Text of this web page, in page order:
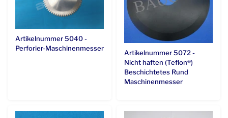
Artikelnummer 5040 -
Perforier-Maschinenmesser
Artikelnummer 5072 -
Nicht haften (Teflon®)
Beschichtetes Rund
Maschinenmesser